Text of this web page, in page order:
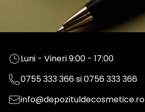
Luni - Vineri 9:00 - 17:00
0755 333 366si0756 333 366
info@depozituldecosmetice.ro